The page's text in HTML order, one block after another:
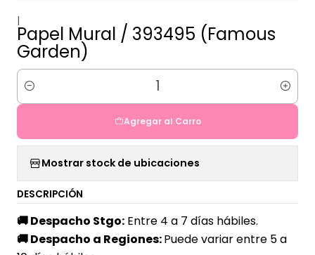
|
Papel Mural / 393495 (Famous
Garden)
Cantidad
Agregar al Carro
Mostrar stock de ubicaciones
DESCRIPCIÓN
🚚Despacho Stgo: Entre 4 a 7 días hábiles.
🚚Despacho a Regiones:Puede variar entre 5 a